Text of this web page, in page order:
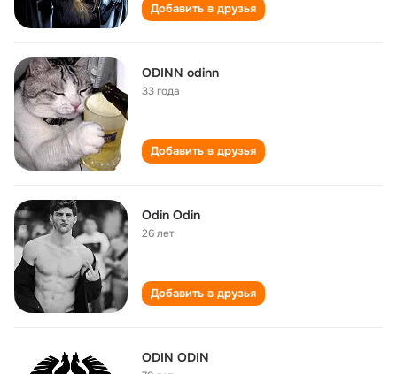
Добавить в друзья
ODINN odinn
33 года
Добавить в друзья
Odin Odin
26 лет
Добавить в друзья
ODIN ODIN